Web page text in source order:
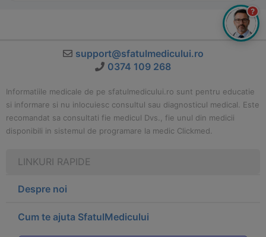
support@sfatulmedicului.ro
0374 109 268
Informatiile medicale de pe sfatulmedicului.ro sunt pentru educatie
si informare si nu inlocuiesc consultul sau diagnosticul medical. Este
recomandat sa consultati fie medicul Dvs., fie unul din medicii
disponibili in sistemul de programare la medic Clickmed.
LINKURI RAPIDE
Despre noi
Cum te ajuta SfatulMedicului
?